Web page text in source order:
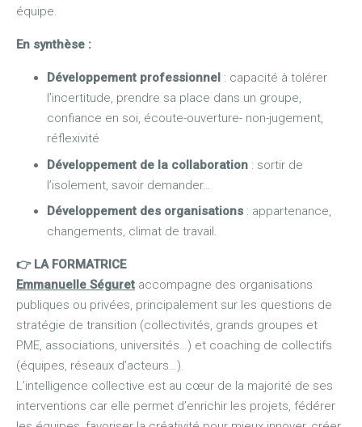
équipe.
En synthèse :
Développement professionnel : capacité à tolérer
l’incertitude, prendre sa place dans un groupe,
confiance en soi, écoute-ouverture- non-jugement,
réflexivité
Développement de la collaboration: sortir de
l’isolement, savoir demander…
Développement des organisations : appartenance,
changements, climat de travail.
👉 LA FORMATRICE
Emmanuelle Séguret accompagne des organisations
publiques ou privées, principalement sur les questions de
stratégie de transition (collectivités, grands groupes et
PME, associations, universités…) et coaching de collectifs
(équipes, réseaux d’acteurs…).
L’intelligence collective est au cœur de la majorité de ses
interventions car elle permet d’enrichir les projets, fédérer